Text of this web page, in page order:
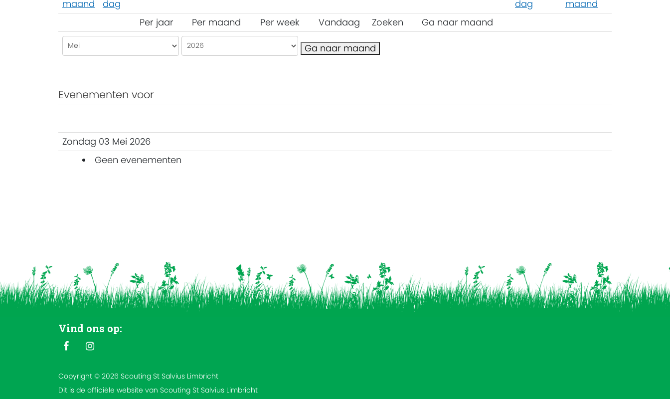
Per jaar Per maand Per week Vandaag Zoeken Ga naar maand
Ga naar maand
Evenementen voor
Zondag 03 Mei 2026
Geen evenementen
Vind ons op:
Copyright © 2026 Scouting St Salvius Limbricht
Dit is de officiële website van Scouting St Salvius Limbricht